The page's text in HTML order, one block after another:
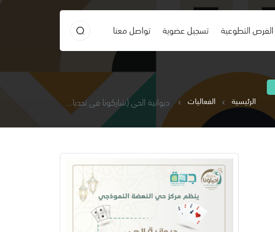
الفرص التطوعية تسجيل عضوية تواصل معنا
الرئيسية الفعاليات ديوانية الحي (شاركونا في تحديات وأنشطة جماعية )